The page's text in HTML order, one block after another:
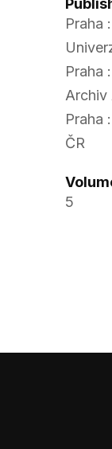
Praha
Praha
Archiv
Praha
ČR
5